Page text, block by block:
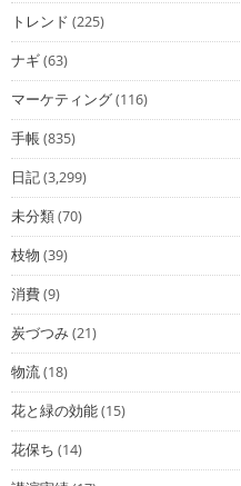
トレンド (225)
ナギ(63)
マーケティング(116)
手帳(835)
日記(3,299)
未分類(70)
枝物 (39)
消費(9)
炭づつみ(21)
物流(18)
花と緑の効能(15)
花保ち (14)